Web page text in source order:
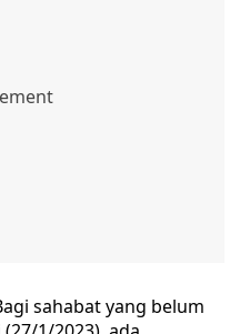
sahabat yang belum